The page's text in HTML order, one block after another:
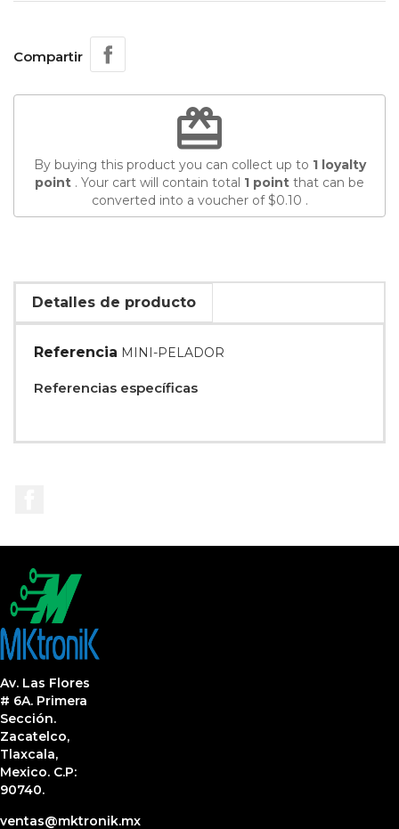
Compartir
redeem
By buying this product you can collect up to 1loyalty
point . Your cart will contain total 1 point that can be
converted into a voucher of$0.10 .
Detalles de producto
Referencia MINI-PELADOR
Referencias específicas
Av. Las Flores
# 6A. Primera
Sección.
Zacatelco,
Tlaxcala,
Mexico. C.P:
90740.
ventas@mktronik.mx